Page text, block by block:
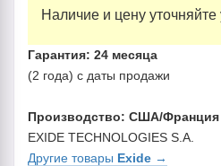
Наличие и цену
Гарантия: 24 месяца
(2 года) с даты продажи
Производство: США/Франция
EXIDE TECHNOLOGIES S.A.
Другие товары Exide →